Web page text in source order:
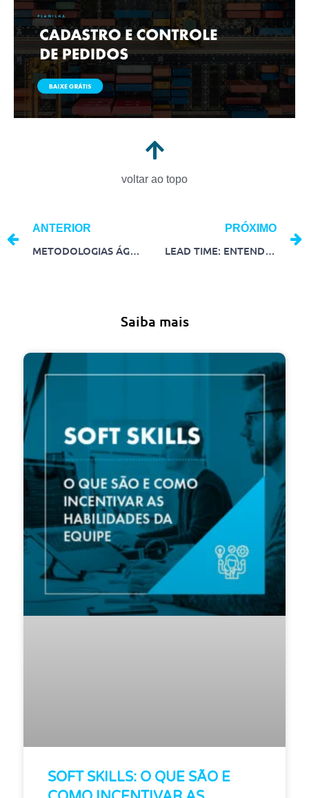
voltar ao topo
ANTERIOR
METODOLOGIAS ÁGEIS: CONHEÇA 5 MÉTODOS MAIS UTILIZADOS NAS EMPRESAS
PRÓXIMO
LEAD TIME: ENTENDA A IMPORTÂNCIA E COMO CALCULAR
Saiba mais
SOFT SKILLS: O QUE SÃO E